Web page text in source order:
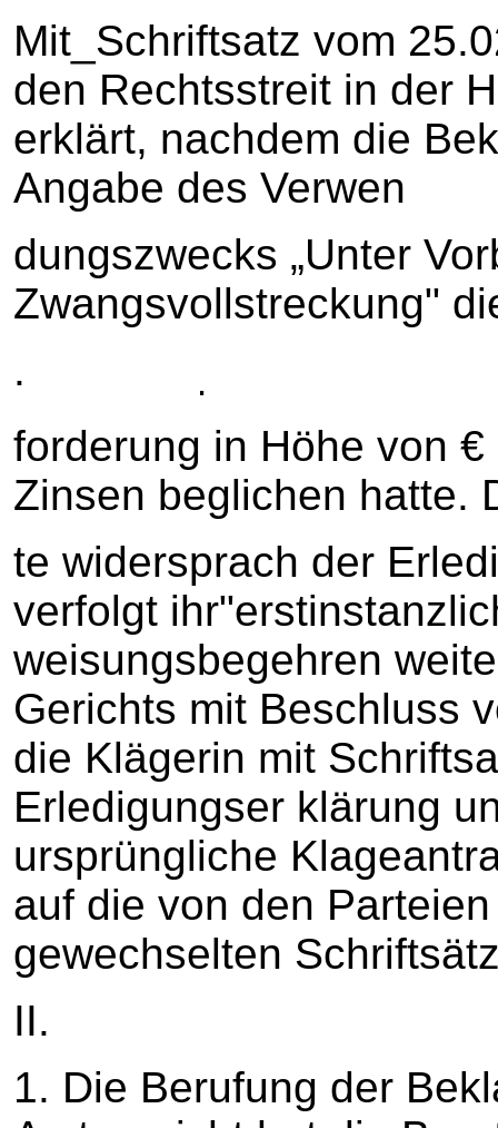
Mit_Schriftsatz vom
den Rechtsstreit in der
erklärt, nachdem die
Angabe des Verwen
dungszwecks „Unter
Zwangsvollstreckung"
.
.
forderung in Höhe von
Zinsen beglichen hatte.
te widersprach der
verfolgt
weisungsbegehren
Gerichts mit Beschluss
die Klägerin mit
Erledigungser klärung
ursprüngliche
auf die von den
gewechselten
II.
1. Die Berufung der